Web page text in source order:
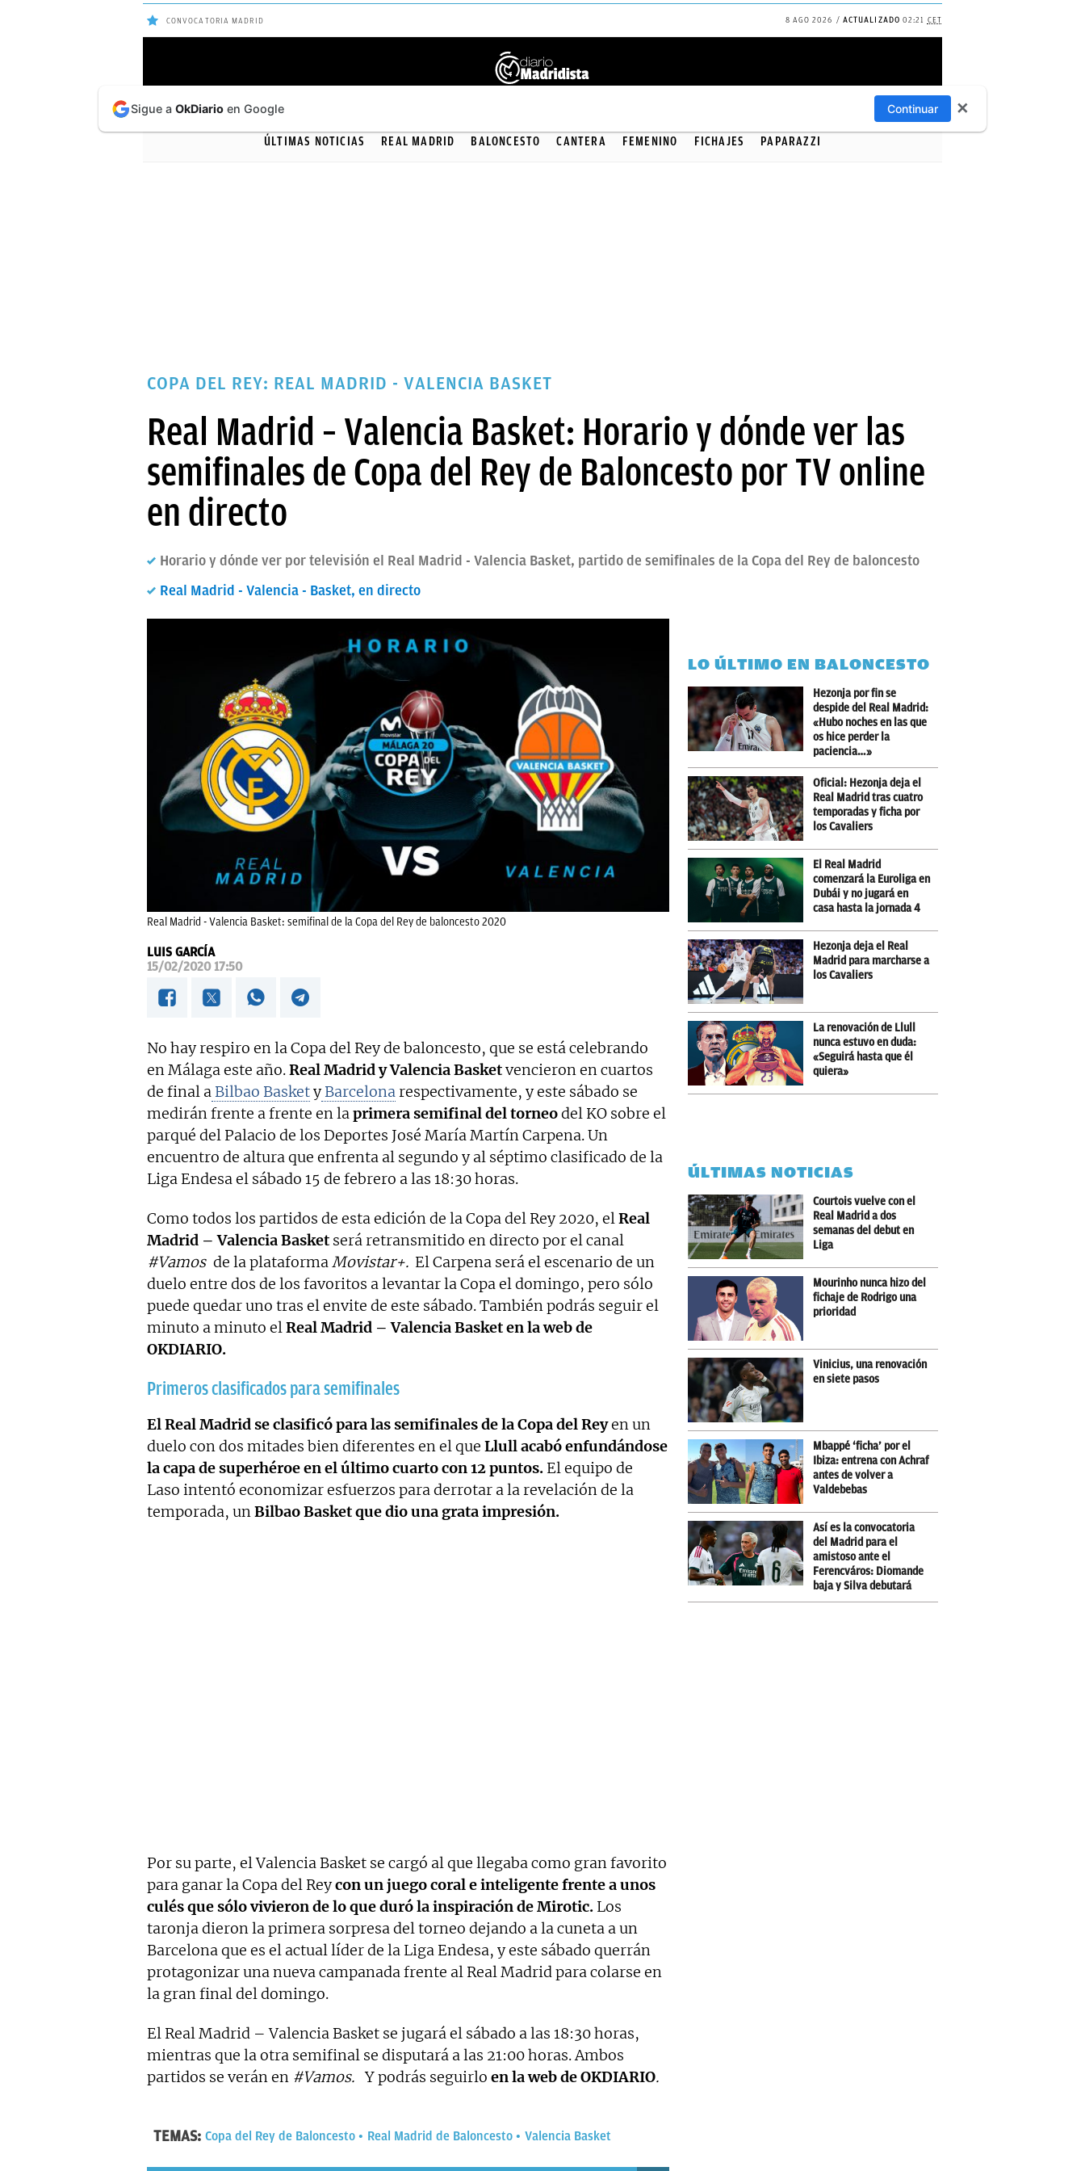
CONVOCATORIA MADRID 8 AGO 2026 ACTUALIZADO 02:21 CET
ÚLTIMAS
NOTICIAS
PAPARAZZI
ÚLTIMAS NOTICIAS REAL MADRID BALONCESTO CANTERA FEMENINO FICHAJES PAPARAZZI
COPA DEL REY: REAL MADRID - VALENCIA BASKET
Real Madrid – Valencia Basket: Horario y dónde ver las
semifinales de Copa del Rey de Baloncesto por TV online
en directo
Horario y dónde ver por televisión el Real Madrid - Valencia Basket, partido de semifinales de la Copa del Rey de baloncesto
Real Madrid - Valencia - Basket, en directo
Real Madrid - Valencia Basket: semifinal de la Copa del Rey de baloncesto 2020
LUIS GARCÍA
15/02/2020 17:50
No hay respiro en la Copa del Rey de baloncesto, que se está celebrando
en Málaga este año.Real Madrid y Valencia Basketvencieron en cuartos
de final a Bilbao BasketyBarcelonarespectivamente, y este sábado se
medirán frente a frente en laprimera semifinal del torneodel KO sobre el
parqué del Palacio de los Deportes José María Martín Carpena. Un
encuentro de altura que enfrenta al segundo y al séptimo clasificado de la
Liga Endesa el sábado 15 de febrero a las 18:30 horas.
Como todos los partidos de esta edición de la Copa del Rey 2020, elReal
Madrid – Valencia Basket será retransmitido en directo por el canal
#Vamos de la plataformaMovistar+. El Carpena será el escenario de un
duelo entre dos de los favoritos a levantar la Copa el domingo, pero sólo
puede quedar uno tras el envite de este sábado. También podrás seguir el
minuto a minuto elReal Madrid – Valencia Basket en la web de
OKDIARIO.
Primeros clasificados para semifinales
El Real Madrid se clasificó para las semifinales de la Copa del Reyen un
duelo con dos mitades bien diferentes en el que Llull acabó enfundándose
la capa de superhéroe en el último cuarto con 12 puntos. El equipo de
Laso intentó economizar esfuerzos para derrotar a la revelación de la
temporada, unBilbao Basket que dio una grata impresión.
Por su parte, el Valencia Basket se cargó al que llegaba como gran favorito
para ganar la Copa del Reycon un juego coral e inteligente frente a unos
culés que sólo vivieron de lo que duró la inspiración de Mirotic. Los
taronja dieron la primera sorpresa del torneo dejando a la cuneta a un
Barcelona que es el actual líder de la Liga Endesa, y este sábado querrán
protagonizar una nueva campanada frente al Real Madrid para colarse en
la gran final del domingo.
El Real Madrid – Valencia Basket se jugará el sábado a las 18:30 horas,
mientras que la otra semifinal se disputará a las 21:00 horas. Ambos
partidos se verán en #Vamos. Y podrás seguirlo en la web de OKDIARIO.
TEMAS: Copa del Rey de Baloncesto Real Madrid de Baloncesto Valencia Basket
LO ÚLTIMO EN BALONCESTO
Hezonja por fin se
despide del Real Madrid:
«Hubo noches en las que
os hice perder la
paciencia…»
Oficial: Hezonja deja el
Real Madrid tras cuatro
temporadas y ficha por
los Cavaliers
El Real Madrid
comenzará la Euroliga en
Dubái y no jugará en
casa hasta la jornada 4
Hezonja deja el Real
Madrid para marcharse a
los Cavaliers
La renovación de Llull
nunca estuvo en duda:
«Seguirá hasta que él
quiera»
ÚLTIMAS NOTICIAS
Courtois vuelve con el
Real Madrid a dos
semanas del debut en
Liga
Mourinho nunca hizo del
fichaje de Rodrigo una
prioridad
Vinicius, una renovación
en siete pasos
Mbappé ‘ficha’ por el
Ibiza: entrena con Achraf
antes de volver a
Valdebebas
Así es la convocatoria
del Madrid para el
amistoso ante el
Ferencváros: Diomande
baja y Silva debutará
Sigue a OkDiario en Google Continuar ✕